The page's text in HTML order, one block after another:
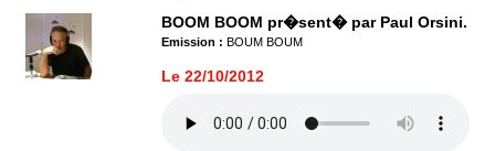
BOOM BOOM pr�sent� par Paul Orsini.
Emission : BOUM BOUM
Le 22/10/2012